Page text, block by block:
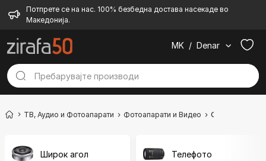
Потпрете се на нас. 100% безбедна достава насекаде во
Македонија.
MK / Denar
ТВ, Аудио и Фотоапарати Фотоапарати и Видео
Широк агол Телефото